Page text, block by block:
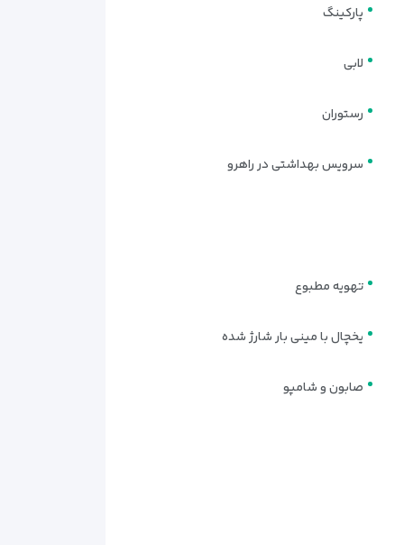
پارکینگ
لابی
رستوران
سرویس بهداشتی در راهرو
تهویه مطبوع
یخچال با مینی بار شارژ شده
صابون و شامپو